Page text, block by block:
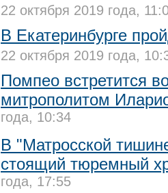
22 октября 2019 года,
В Екатеринбурге
22 октября 2019 года,
Помпео встретится
митрополитом
года, 10:34
В "Матросской
стоящий тюремный
года, 17:55